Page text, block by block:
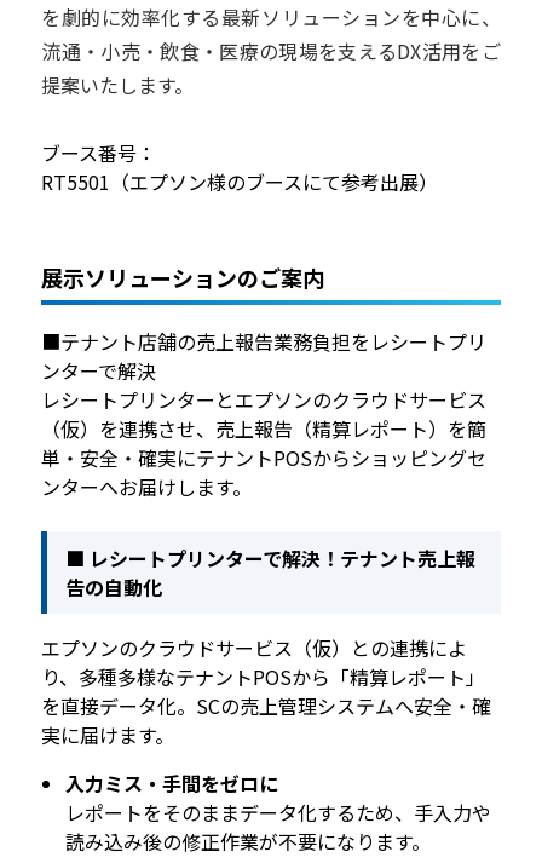
を劇的に効率化する最新ソリューションを中心に、
流通・小売・飲食・医療の現場を支えるDX活用をご
提案いたします。
ブース番号：
RT5501（エプソン様のブースにて参考出展）
展示ソリューションのご案内
■テナント店舗の売上報告業務負担をレシートプリ
ンターで解決
レシートプリンターとエプソンのクラウドサービス
（仮）を連携させ、売上報告（精算レポート）を簡
単・安全・確実にテナントPOSからショッピングセ
ンターへお届けします。
■ レシートプリンターで解決！テナント売上報
告の自動化
エプソンのクラウドサービス（仮）との連携によ
り、多種多様なテナントPOSから「精算レポート」
を直接データ化。SCの売上管理システムへ安全・確
実に届けます。
入力ミス・手間をゼロに
レポートをそのままデータ化するため、手入力や
読み込み後の修正作業が不要になります。